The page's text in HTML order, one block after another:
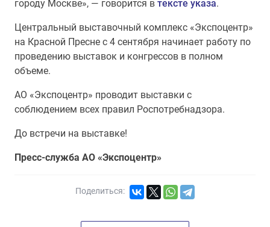
городу Москве», — говорится в тексте указа.
Центральный выставочный комплекс «Экспоцентр»
на Красной Пресне с 4 сентября начинает работу по
проведению выставок и конгрессов в полном
объеме.
АО «Экспоцентр» проводит выставки с
соблюдением всех правил Роспотребнадзора.
До встречи на выставке!
Пресс-служба АО «Экспоцентр»
Поделиться: